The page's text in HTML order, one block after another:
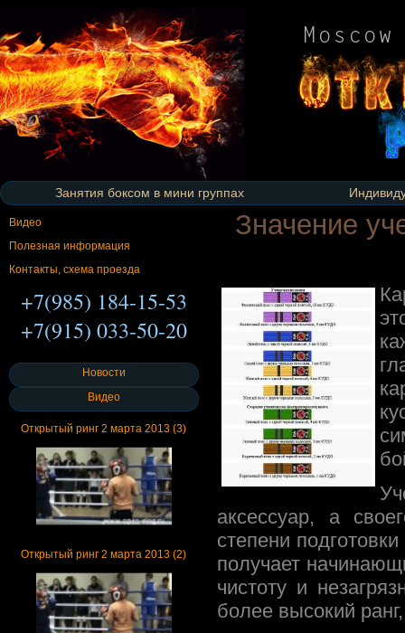
Занятия боксом в мини группах
Видео
Полезная информация
Контакты, схема проезда
+7(985) 184-15-53
+7(915) 033-50-20
Новости
Видео
Открытый ринг 2 марта 2013 (3)
Открытый ринг 2 марта 2013 (2)
Значение
аксессуар, а
степени
получает
чистоту и
более высокий